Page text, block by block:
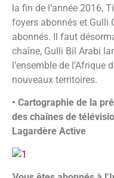
la fin de l’année 2016,
foyers abonnés et Gulli
abonnés. Il faut
chaîne, Gulli Bil Arabi
l’ensemble de l’Afrique
nouveaux territoires.
• Cartographie de la
des chaînes de
Lagardère Active